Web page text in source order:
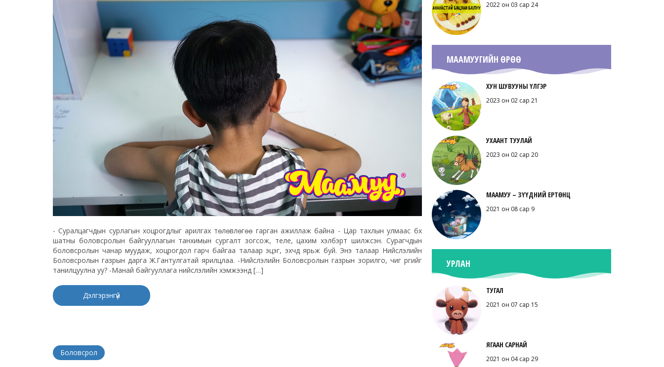
- Суралцагчдын сурлагын хоцрогдлыг арилгах төлөвлөгөө гарган ажиллаж байна - Цар тахлын улмаас бүх
шатны боловсролын байгууллагын танхимын сургалт зогсож, теле, цахим хэлбэрт шилжсэн. Сурагчдын
боловсролын чанар муудаж, хоцрогдол гарч байгаа талаар эцэг, эхчүүд ярьж буй. Энэ талаар Нийслэлийн
Боловсролын газрын дарга Ж.Гантулгатай ярилцлаа. -Нийслэлийн Боловсролын газрын зорилго, чиг үүргийг
танилцуулна уу? -Манай байгууллага нийслэлийн хэмжээнд […]
Дэлгэрэнгүй
Боловсрол
2022 он 03 сар 24
МААМУУГИЙН ӨРӨӨ
ХУН ШУВУУНЫ ҮЛГЭР
2023 он 02 сар 21
УХААНТ ТУУЛАЙ
2023 он 02 сар 20
МААМУУ – ЗҮҮДНИЙ ЕРТӨНЦ
2021 он 08 сар 9
УРЛАН
ТУГАЛ
2021 он 07 сар 15
ЯГААН САРНАЙ
2021 он 04 сар 29